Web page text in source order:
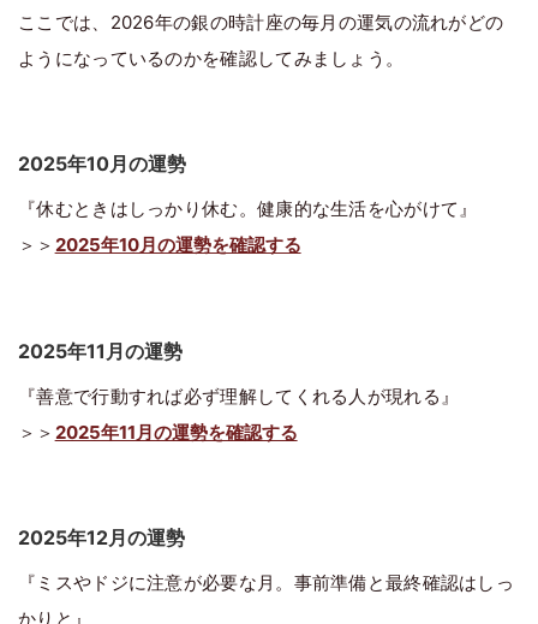
ここでは、2026年の銀の時計座の毎月の運気の流れがどの
ようになっているのかを確認してみましょう。
2025年10月の運勢
『休むときはしっかり休む。健康的な生活を心がけて』
＞＞ 2025年10月の運勢を確認する
2025年11月の運勢
『善意で行動すれば必ず理解してくれる人が現れる』
＞＞ 2025年11月の運勢を確認する
2025年12月の運勢
『ミスやドジに注意が必要な月。事前準備と最終確認はしっ
かりと』